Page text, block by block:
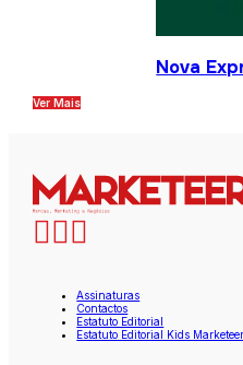
Nova
Ver Mais
Assinaturas
Contactos
Estatuto Editorial
Estatuto Editorial Kids Marketeer